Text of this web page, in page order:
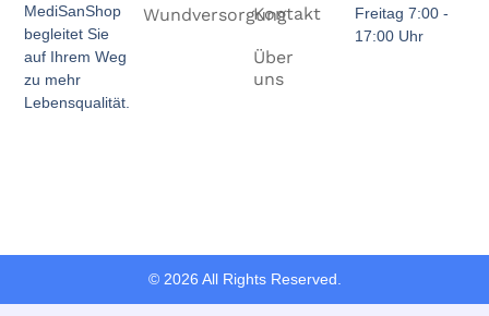
MediSanShop
begleitet Sie
auf Ihrem Weg
zu mehr
Lebensqualität.
Kontakt
Über
uns
Wundversorgung
Freitag 7:00 -
17:00 Uhr
© 2026 All Rights Reserved.